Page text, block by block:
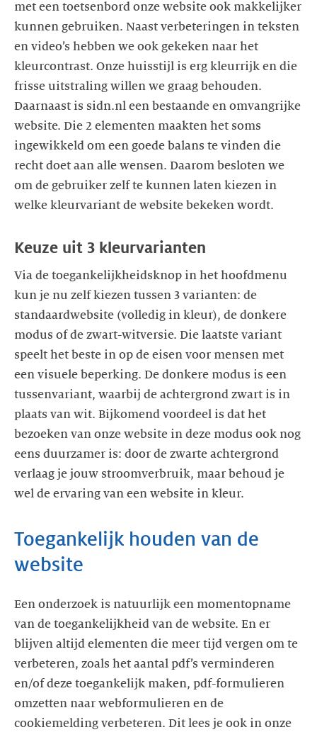
met een toetsenbord onze website ook makkelijker
kunnen gebruiken. Naast verbeteringen in teksten
en video’s hebben we ook gekeken naar het
kleurcontrast. Onze huisstijl is erg kleurrijk en die
frisse uitstraling willen we graag behouden.
Daarnaast is sidn.nl een bestaande en omvangrijke
website. Die 2 elementen maakten het soms
ingewikkeld om een goede balans te vinden die
recht doet aan alle wensen. Daarom besloten we
om de gebruiker zelf te kunnen laten kiezen in
welke kleurvariant de website bekeken wordt.
Keuze uit 3 kleurvarianten
Via de toegankelijkheidsknop in het hoofdmenu
kun je nu zelf kiezen tussen 3 varianten: de
standaardwebsite (volledig in kleur), de donkere
modus of de zwart-witversie. Die laatste variant
speelt het beste in op de eisen voor mensen met
een visuele beperking. De donkere modus is een
tussenvariant, waarbij de achtergrond zwart is in
plaats van wit. Bijkomend voordeel is dat het
bezoeken van onze website in deze modus ook nog
eens duurzamer is: door de zwarte achtergrond
verlaag je jouw stroomverbruik, maar behoud je
wel de ervaring van een website in kleur.
Toegankelijk houden van de
website
Een onderzoek is natuurlijk een momentopname
van de toegankelijkheid van de website. En er
blijven altijd elementen die meer tijd vergen om te
verbeteren, zoals het aantal pdf’s verminderen
en/of deze toegankelijk maken, pdf-formulieren
omzetten naar webformulieren en de
cookiemelding verbeteren. Dit lees je ook in onze